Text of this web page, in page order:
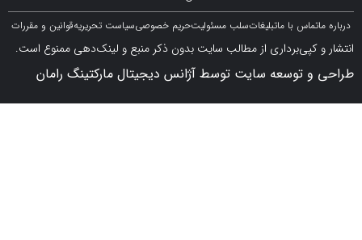
با ما تبلیغاتسلب مسئولیتحریم خصوصیسیاست تحریریهقوانین و مقررات
از مطالب سایت بدون ذکر منبع و لینک‌دهی ممنوع است.
سایت توسط آژانس دیجیتال مارکتینگ رامان